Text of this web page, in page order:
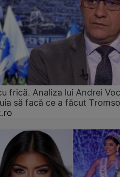
frică. Analiza lui Andrei
să facă ce a făcut